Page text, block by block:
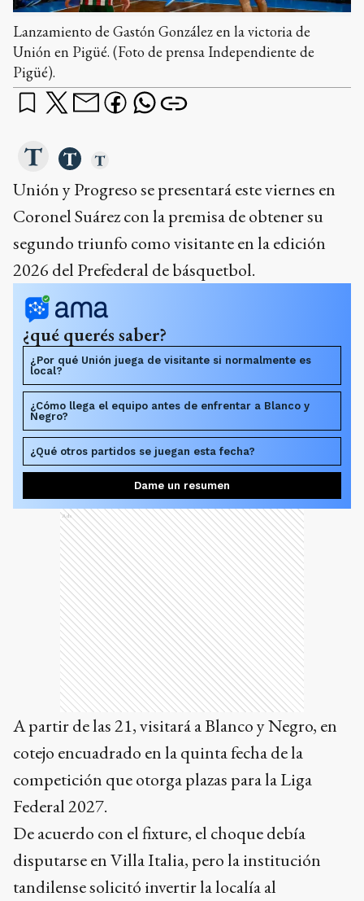
Lanzamiento de Gastón González en la victoria de
Unión en Pigüé. (Foto de prensa Independiente de
Pigüé).
Unión y Progreso se presentará este viernes en
Coronel Suárez con la premisa de obtener su
segundo triunfo como visitante en la edición
2026 del Prefederal de básquetbol.
¿qué querés saber?
¿Por qué Unión juega de visitante si normalmente es
local?
¿Cómo llega el equipo antes de enfrentar a Blanco y
Negro?
¿Qué otros partidos se juegan esta fecha?
Dame un resumen
Ads
A partir de las 21, visitará a Blanco y Negro, en
cotejo encuadrado en la quinta fecha de la
competición que otorga plazas para la Liga
Federal 2027.
De acuerdo con el fixture, el choque debía
disputarse en Villa Italia, pero la institución
tandilense solicitó invertir la localía al